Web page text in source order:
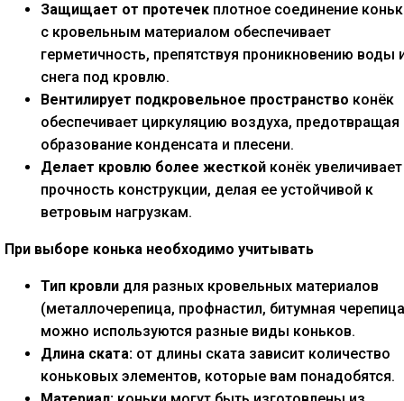
Защищает от протечек плотное соединение
с кровельным материалом обеспечивает
герметичность, препятствуя проникновению воды
снега под кровлю.
Вентилирует подкровельное пространство конёк
обеспечивает циркуляцию воздуха, предотвращая
образование конденсата и плесени.
Делает кровлю более жесткой конёк увеличивает
прочность конструкции, делая ее устойчивой к
ветровым нагрузкам.
При выборе конька необходимо учитывать
Тип кровли для разных кровельных материалов
(металлочерепица, профнастил, битумная
можно используются разные виды коньков.
Длина ската: от длины ската зависит количество
коньковых элементов, которые вам понадобятся.